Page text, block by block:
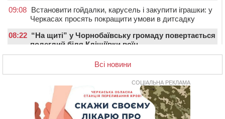
09:08 Встановити гойдалки, карусель і закупити іграшки: у
Черкасах просять покращити умови в дитсадку
08:22 “На щиті” у Чорнобаївську громаду повертається
полеглий біля Кліщіївки воїн
Понад 968 мільйонів гривень земельного податку
сплатили на Черкащині
06 СЕРПНЯ 2026, ЧЕТВЕР
Вісім медалей, з яких чотири золоті: черкаські
спортсмени тріумфували на чемпіонаті України
Всі новини
СОЦІАЛЬНА РЕКЛАМА